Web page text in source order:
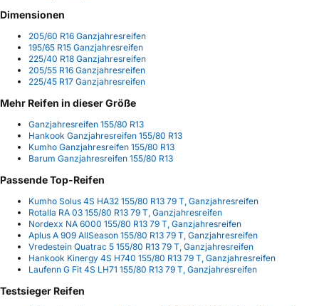
Dimensionen
205/60 R16 Ganzjahresreifen
195/65 R15 Ganzjahresreifen
225/40 R18 Ganzjahresreifen
205/55 R16 Ganzjahresreifen
225/45 R17 Ganzjahresreifen
Mehr Reifen in dieser Größe
Ganzjahresreifen 155/80 R13
Hankook Ganzjahresreifen 155/80 R13
Kumho Ganzjahresreifen 155/80 R13
Barum Ganzjahresreifen 155/80 R13
Passende Top-Reifen
Kumho Solus 4S HA32 155/80 R13 79 T, Ganzjahresreifen
Rotalla RA 03 155/80 R13 79 T, Ganzjahresreifen
Nordexx NA 6000 155/80 R13 79 T, Ganzjahresreifen
Aplus A 909 AllSeason 155/80 R13 79 T, Ganzjahresreifen
Vredestein Quatrac 5 155/80 R13 79 T, Ganzjahresreifen
Hankook Kinergy 4S H740 155/80 R13 79 T, Ganzjahresreifen
Laufenn G Fit 4S LH71 155/80 R13 79 T, Ganzjahresreifen
Testsieger Reifen